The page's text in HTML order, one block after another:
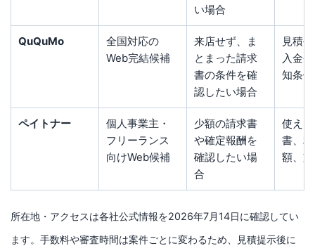
い場合
QuQuMo
全国対応の
Web完結候補
来店せず、ま
とまった請求
書の条件を確
認したい場合
見積
入金
知条件
ペイトナー
個人事業主・
フリーランス
向けWeb候補
少額の請求書
や確定報酬を
確認したい場
合
使え
書、
額、
所在地・アクセスは各社公式情報を2026年7月14日に確認してい
ます。手数料や審査時間は案件ごとに変わるため、見積提示後に